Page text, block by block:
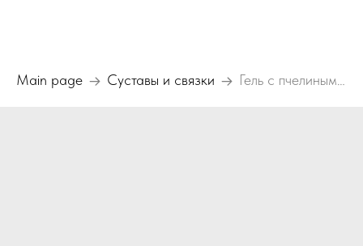
Main page Суставы и связки